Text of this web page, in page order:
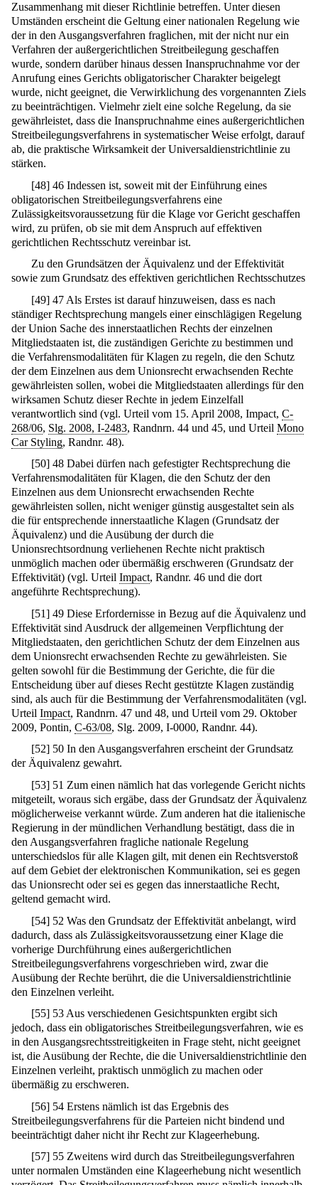
Zusammenhang mit dieser Richtlinie betreffen. Unter diesen
Umständen erscheint die Geltung einer nationalen Regelung wie
der in den Ausgangsverfahren fraglichen, mit der nicht nur ein
Verfahren der außergerichtlichen Streitbeilegung geschaffen
wurde, sondern darüber hinaus dessen Inanspruchnahme vor der
Anrufung eines Gerichts obligatorischer Charakter beigelegt
wurde, nicht geeignet, die Verwirklichung des vorgenannten Ziels
zu beeinträchtigen. Vielmehr zielt eine solche Regelung, da sie
gewährleistet, dass die Inanspruchnahme eines außergerichtlichen
Streitbeilegungsverfahrens in systematischer Weise erfolgt, darauf
ab, die praktische Wirksamkeit der Universaldienstrichtlinie zu
stärken.
[48] 46 Indessen ist, soweit mit der Einführung eines
obligatorischen Streitbeilegungsverfahrens eine
Zulässigkeitsvoraussetzung für die Klage vor Gericht geschaffen
wird, zu prüfen, ob sie mit dem Anspruch auf effektiven
gerichtlichen Rechtsschutz vereinbar ist.
Zu den Grundsätzen der Äquivalenz und der Effektivität
sowie zum Grundsatz des effektiven gerichtlichen Rechtsschutzes
[49] 47 Als Erstes ist darauf hinzuweisen, dass es nach
ständiger Rechtsprechung mangels einer einschlägigen Regelung
der Union Sache des innerstaatlichen Rechts der einzelnen
Mitgliedstaaten ist, die zuständigen Gerichte zu bestimmen und
die Verfahrensmodalitäten für Klagen zu regeln, die den Schutz
der dem Einzelnen aus dem Unionsrecht erwachsenden Rechte
gewährleisten sollen, wobei die Mitgliedstaaten allerdings für den
wirksamen Schutz dieser Rechte in jedem Einzelfall
verantwortlich sind (vgl. Urteil vom 15. April 2008, Impact, C-
268/06, Slg. 2008, I-2483, Randnrn. 44 und 45, und Urteil Mono
Car Styling, Randnr. 48).
[50] 48 Dabei dürfen nach gefestigter Rechtsprechung die
Verfahrensmodalitäten für Klagen, die den Schutz der den
Einzelnen aus dem Unionsrecht erwachsenden Rechte
gewährleisten sollen, nicht weniger günstig ausgestaltet sein als
die für entsprechende innerstaatliche Klagen (Grundsatz der
Äquivalenz) und die Ausübung der durch die
Unionsrechtsordnung verliehenen Rechte nicht praktisch
unmöglich machen oder übermäßig erschweren (Grundsatz der
Effektivität) (vgl. Urteil Impact, Randnr. 46 und die dort
angeführte Rechtsprechung).
[51] 49 Diese Erfordernisse in Bezug auf die Äquivalenz und
Effektivität sind Ausdruck der allgemeinen Verpflichtung der
Mitgliedstaaten, den gerichtlichen Schutz der dem Einzelnen aus
dem Unionsrecht erwachsenden Rechte zu gewährleisten. Sie
gelten sowohl für die Bestimmung der Gerichte, die für die
Entscheidung über auf dieses Recht gestützte Klagen zuständig
sind, als auch für die Bestimmung der Verfahrensmodalitäten (vgl.
Urteil Impact, Randnrn. 47 und 48, und Urteil vom 29. Oktober
2009, Pontin, C-63/08, Slg. 2009, I-0000, Randnr. 44).
[52] 50 In den Ausgangsverfahren erscheint der Grundsatz
der Äquivalenz gewahrt.
[53] 51 Zum einen nämlich hat das vorlegende Gericht nichts
mitgeteilt, woraus sich ergäbe, dass der Grundsatz der Äquivalenz
möglicherweise verkannt würde. Zum anderen hat die italienische
Regierung in der mündlichen Verhandlung bestätigt, dass die in
den Ausgangsverfahren fragliche nationale Regelung
unterschiedslos für alle Klagen gilt, mit denen ein Rechtsverstoß
auf dem Gebiet der elektronischen Kommunikation, sei es gegen
das Unionsrecht oder sei es gegen das innerstaatliche Recht,
geltend gemacht wird.
[54] 52 Was den Grundsatz der Effektivität anbelangt, wird
dadurch, dass als Zulässigkeitsvoraussetzung einer Klage die
vorherige Durchführung eines außergerichtlichen
Streitbeilegungsverfahrens vorgeschrieben wird, zwar die
Ausübung der Rechte berührt, die die Universaldienstrichtlinie
den Einzelnen verleiht.
[55] 53 Aus verschiedenen Gesichtspunkten ergibt sich
jedoch, dass ein obligatorisches Streitbeilegungsverfahren, wie es
in den Ausgangsrechtsstreitigkeiten in Frage steht, nicht geeignet
ist, die Ausübung der Rechte, die die Universaldienstrichtlinie den
Einzelnen verleiht, praktisch unmöglich zu machen oder
übermäßig zu erschweren.
[56] 54 Erstens nämlich ist das Ergebnis des
Streitbeilegungsverfahrens für die Parteien nicht bindend und
beeinträchtigt daher nicht ihr Recht zur Klageerhebung.
[57] 55 Zweitens wird durch das Streitbeilegungsverfahren
unter normalen Umständen eine Klageerhebung nicht wesentlich